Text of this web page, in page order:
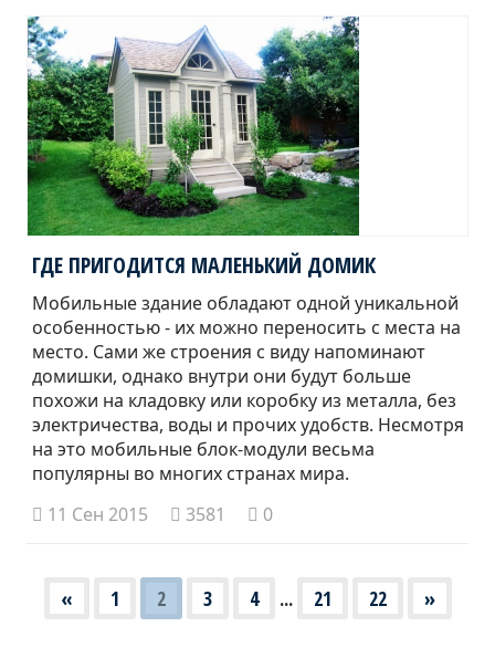
ГДЕ ПРИГОДИТСЯ МАЛЕНЬКИЙ ДОМИК
Мобильные здание обладают одной уникальной
особенностью - их можно переносить с места на
место. Сами же строения с виду напоминают
домишки, однако внутри они будут больше
похожи на кладовку или коробку из металла, без
электричества, воды и прочих удобств. Несмотря
на это мобильные блок-модули весьма
популярны во многих странах мира.
11 Сен 2015
3581 0
« 1 2 3 4 ... 21 22 »